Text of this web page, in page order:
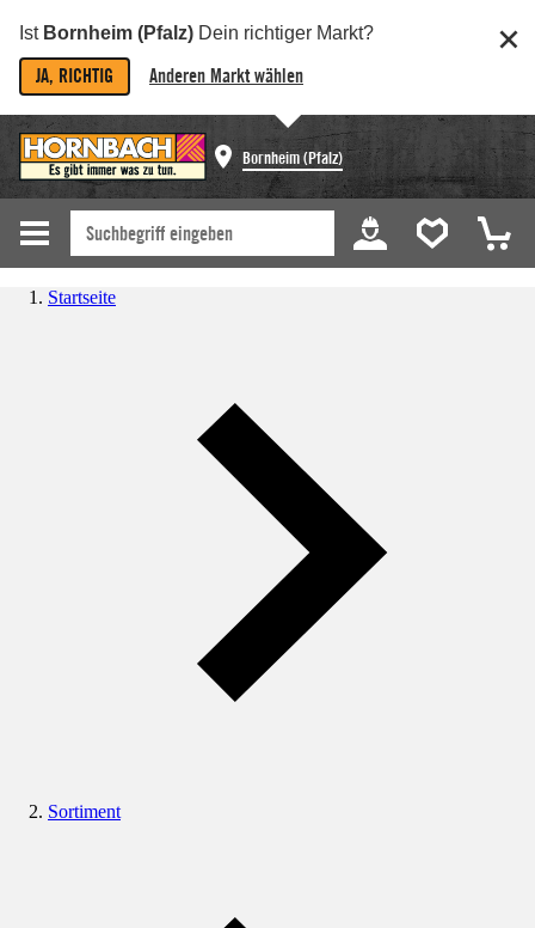
Ist Bornheim (Pfalz) Dein richtiger Markt?
JA, RICHTIG Anderen Markt wählen
Bornheim (Pfalz)
Startseite
Sortiment